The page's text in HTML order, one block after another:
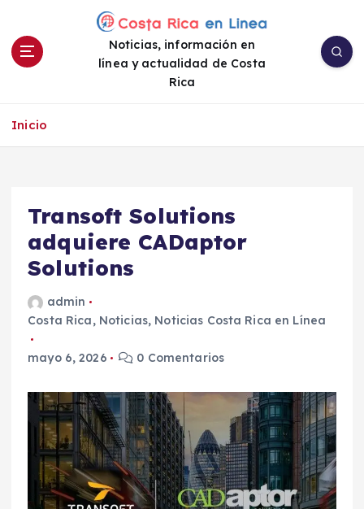
Noticias, información en
línea y actualidad de Costa
Rica
Inicio
Transoft Solutions
adquiere CADaptor
Solutions
admin
Costa Rica, Noticias, Noticias Costa Rica en Línea
mayo 6, 2026 0 Comentarios